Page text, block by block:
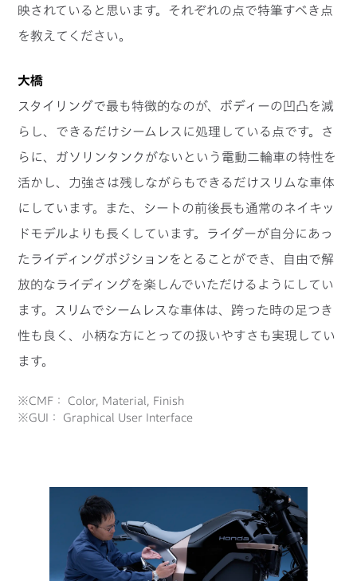
映されていると思います。それぞれの点で特筆すべき点
を教えてください。
大橋
スタイリングで最も特徴的なのが、ボディーの凹凸を減
らし、できるだけシームレスに処理している点です。さ
らに、ガソリンタンクがないという電動二輪車の特性を
活かし、力強さは残しながらもできるだけスリムな車体
にしています。また、シートの前後長も通常のネイキッ
ドモデルよりも長くしています。ライダーが自分にあっ
たライディングポジションをとることができ、自由で解
放的なライディングを楽しんでいただけるようにしてい
ます。スリムでシームレスな車体は、跨った時の足つき
性も良く、小柄な方にとっての扱いやすさも実現してい
ます。
※CMF： Color, Material, Finish
※GUI： Graphical User Interface